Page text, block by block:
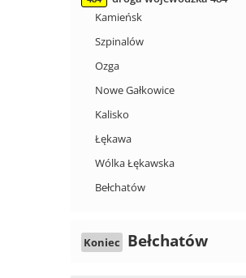
Kamieńsk
Szpinalów
Ozga
Nowe Gałkowice
Kalisko
Łękawa
Wólka Łękawska
Bełchatów
Koniec Bełchatów